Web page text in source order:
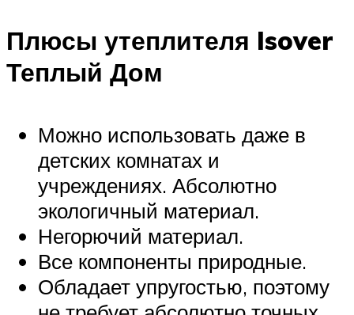
Плюсы утеплителя Isover
Теплый Дом
Можно использовать даже в
детских комнатах и
учреждениях. Абсолютно
экологичный материал.
Негорючий материал.
Все компоненты природные.
Обладает упругостью, поэтому